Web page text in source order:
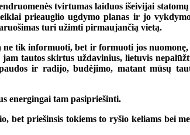
tvirtumas laiduos išeivijai
prieauglio ugdymo planas ir jo
turi užimti pirmaujančią vietą.
tik informuoti, bet ir formuoti jos nuomonę,
jam tautos skirtus uždavinius, lietuvis
ir radijo, budėjimo, matant mūsų
energingai tam pasipriešinti.
bet priešinsis tokiems to ryšio keliams bei